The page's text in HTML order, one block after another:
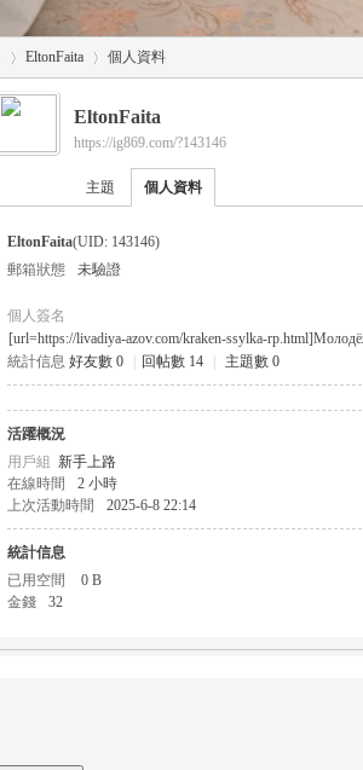
›
EltonFaita 個人資料
EltonFaita
https://ig869.com/?143146
主題 個人資料
EltonFaita(UID: 143146)
郵箱狀態
未驗證
個人簽名
[url=https://livadiya-azov.com/kraken-ssylka-
統計信息 好友數 0 回帖數 14 主題數 0
活躍概況
用戶組 新手上路
在線時間
2 小時
上次活動時間
2025-6-8 22:14
統計信息
已用空間
0 B
金錢
32